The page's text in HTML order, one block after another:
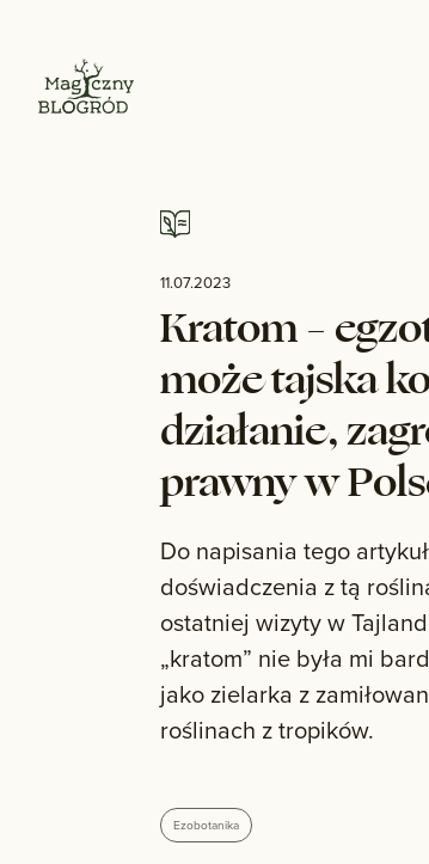
11.07.2023
Kratom –
może tajska
działanie,
prawny w
Do napisania tego
doświadczenia z tą
ostatniej wizyty w
„kratom” nie była mi
jako zielarka z
roślinach z tropików.
Ezobotanika